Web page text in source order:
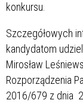
konkursu.
Szczegółowych
kandydatom
Mirosław
Rozporządzenia
2016/679 z dnia